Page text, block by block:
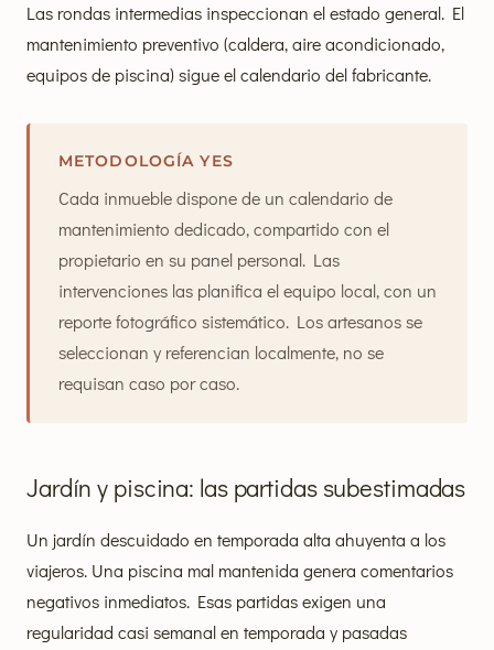
Las rondas intermedias inspeccionan el estado general. El
mantenimiento preventivo (caldera, aire acondicionado,
equipos de piscina) sigue el calendario del fabricante.
METODOLOGÍA YES
Cada inmueble dispone de un calendario de
mantenimiento dedicado, compartido con el
propietario en su panel personal. Las
intervenciones las planifica el equipo local, con un
reporte fotográfico sistemático. Los artesanos se
seleccionan y referencian localmente, no se
requisan caso por caso.
Jardín y piscina: las partidas subestimadas
Un jardín descuidado en temporada alta ahuyenta a los
viajeros. Una piscina mal mantenida genera comentarios
negativos inmediatos. Esas partidas exigen una
regularidad casi semanal en temporada y pasadas